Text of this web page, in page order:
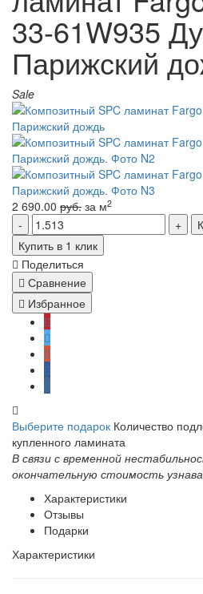
33-61W935
Парижский
Sale
2 690.00 руб. за м2
Купить в 1 клик
Поделиться
Сравнение
Избранное
Выберите подарок Количество
купленного ламината
В связи с временной
окончательную стоимость
Характеристики
Отзывы
Подарки
Характеристики